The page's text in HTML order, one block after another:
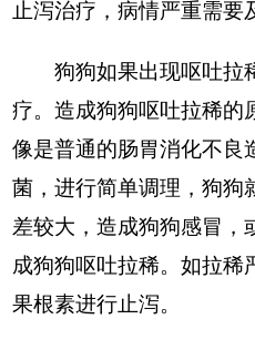
止泻治疗，病情严重需要
狗狗如果出现呕吐拉
疗。造成狗狗呕吐拉稀的
像是普通的肠胃消化不良
菌，进行简单调理，狗狗
差较大，造成狗狗感冒，
成狗狗呕吐拉稀。如拉稀
果根素进行止泻。